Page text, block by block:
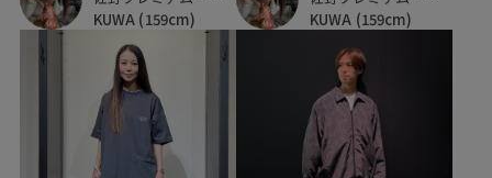
KUWA (159cm)
KUWA (159cm)